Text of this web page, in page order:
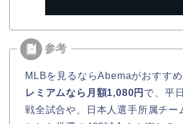
MLBを見るならAbemaがおすすめ
レミアムなら月額1,080円 で、平
戦全試合や、日本人選手所属チー